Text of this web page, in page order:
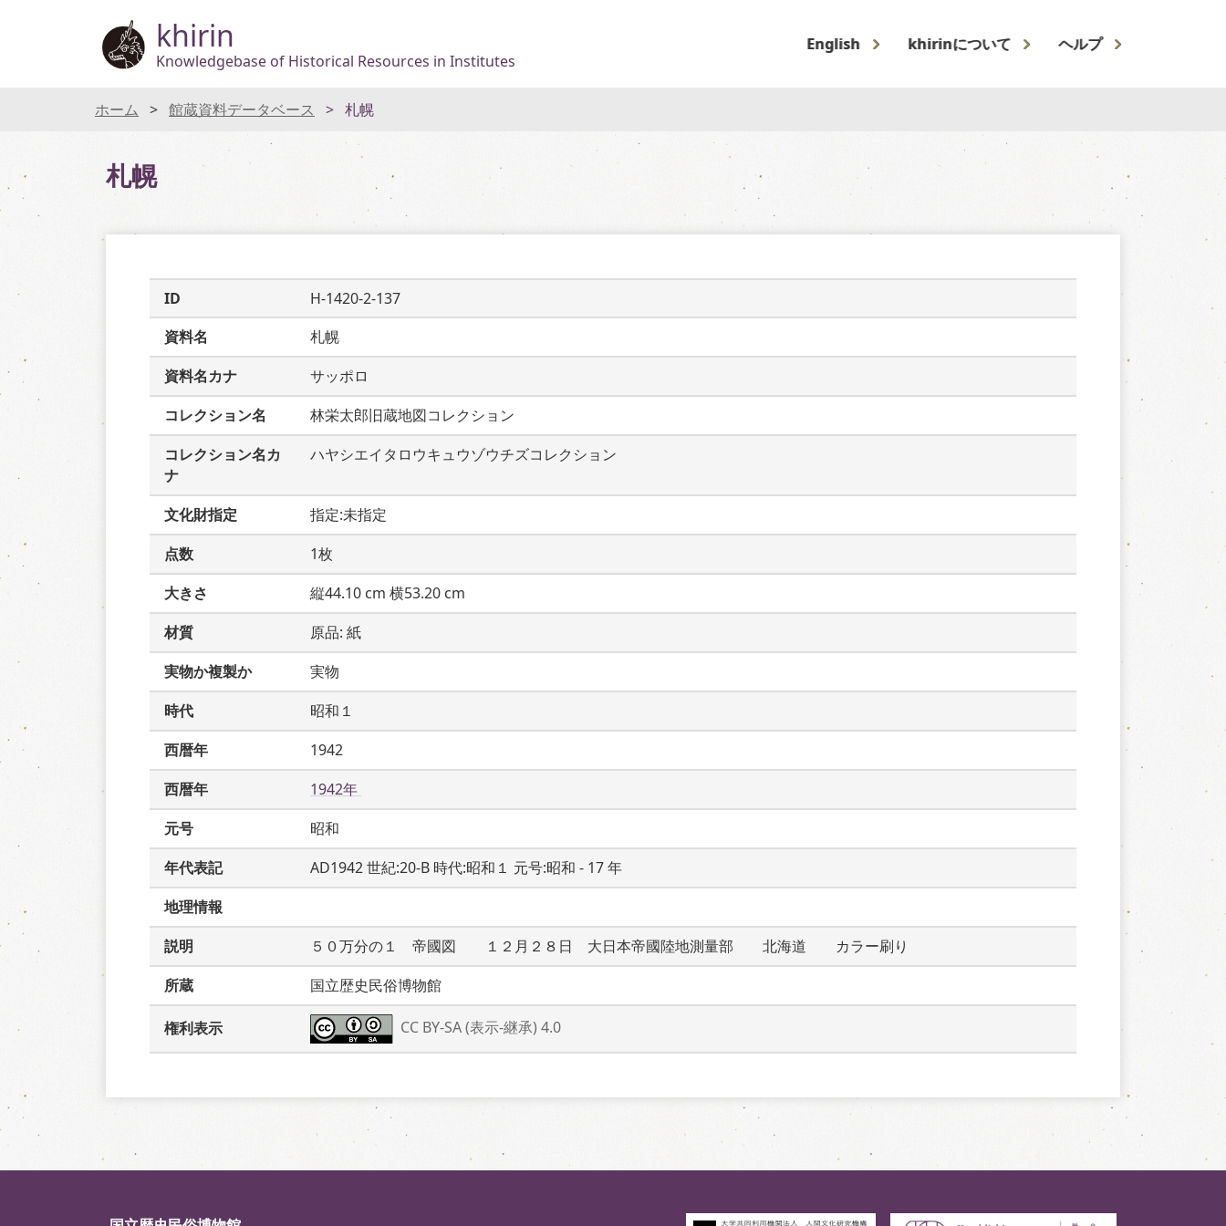
khirin
Knowledgebase of Historical Resources in Institutes
English khirinについて ヘルプ
ホーム 館蔵資料データベース 札幌
札幌
ID
H-1420-2-137
資料名
札幌
資料名カナ
サッポロ
コレクション名
林栄太郎旧蔵地図コレクション
コレクション名カ
ナ
ハヤシエイタロウキュウゾウチズコレクション
文化財指定
指定:未指定
点数
1枚
大きさ
縦44.10 cm 横53.20 cm
材質
原品: 紙
実物か複製か
実物
時代
昭和１
西暦年
1942
西暦年
1942年
元号
昭和
年代表記
AD1942 世紀:20-B 時代:昭和１ 元号:昭和 - 17 年
地理情報
説明
５０万分の１　帝國図　　１２月２８日　大日本帝國陸地測量部　　北海道　　カラー刷り
所蔵
国立歴史民俗博物館
権利表示 CC BY-SA (表示-継承) 4.0